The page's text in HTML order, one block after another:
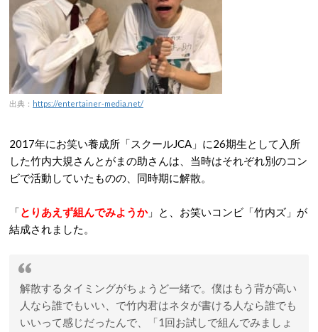
出典： https://entertainer-media.net/
2017年にお笑い養成所「スクールJCA」に26期生として入所
した竹内大規さんとがまの助さんは、当時はそれぞれ別のコン
ビで活動していたものの、同時期に解散。
「とりあえず組んでみようか」と、お笑いコンビ「竹内ズ」が
結成されました。
解散するタイミングがちょうど一緒で。僕はもう背が高い
人なら誰でもいい、で竹内君はネタが書ける人なら誰でも
いいって感じだったんで、「1回お試しで組んでみましょ